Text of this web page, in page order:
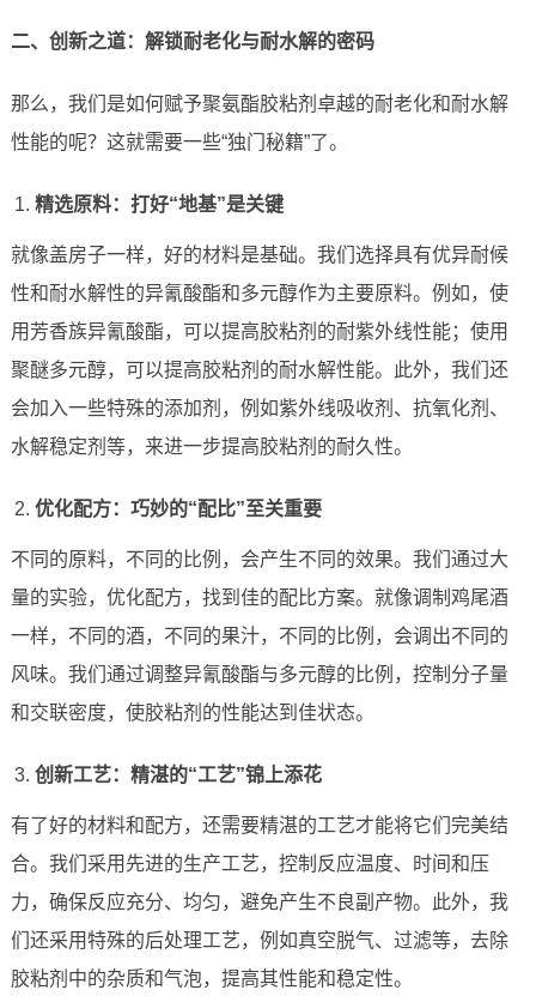
二、创新之道：解锁耐老化与耐水解的密码
那么，我们是如何赋予聚氨酯胶粘剂卓越的耐老化和耐水解
性能的呢？这就需要一些“独门秘籍”了。
精选原料：打好“地基”是关键
就像盖房子一样，好的材料是基础。我们选择具有优异耐候
性和耐水解性的异氰酸酯和多元醇作为主要原料。例如，使
用芳香族异氰酸酯，可以提高胶粘剂的耐紫外线性能；使用
聚醚多元醇，可以提高胶粘剂的耐水解性能。此外，我们还
会加入一些特殊的添加剂，例如紫外线吸收剂、抗氧化剂、
水解稳定剂等，来进一步提高胶粘剂的耐久性。
优化配方：巧妙的“配比”至关重要
不同的原料，不同的比例，会产生不同的效果。我们通过大
量的实验，优化配方，找到佳的配比方案。就像调制鸡尾酒
一样，不同的酒，不同的果汁，不同的比例，会调出不同的
风味。我们通过调整异氰酸酯与多元醇的比例，控制分子量
和交联密度，使胶粘剂的性能达到佳状态。
创新工艺：精湛的“工艺”锦上添花
有了好的材料和配方，还需要精湛的工艺才能将它们完美结
合。我们采用先进的生产工艺，控制反应温度、时间和压
力，确保反应充分、均匀，避免产生不良副产物。此外，我
们还采用特殊的后处理工艺，例如真空脱气、过滤等，去除
胶粘剂中的杂质和气泡，提高其性能和稳定性。